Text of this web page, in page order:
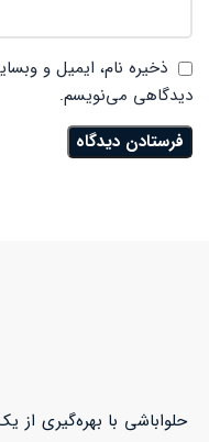
ذخیره نام، ایمیل و
دیدگاهی می‌نویسم.
حلواباشی با بهره‌گیری از